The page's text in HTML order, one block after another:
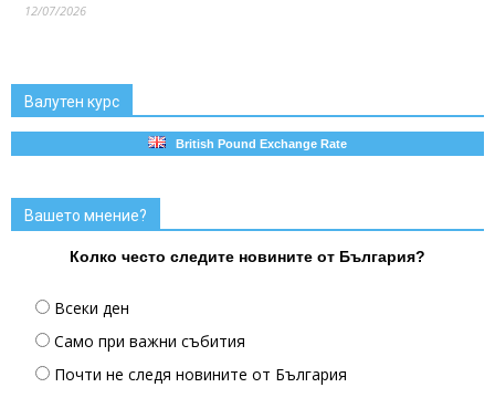
12/07/2026
Валутен курс
British Pound Exchange Rate
Вашето мнение?
Колко често следите новините от България?
Всеки ден
Само при важни събития
Почти не следя новините от България